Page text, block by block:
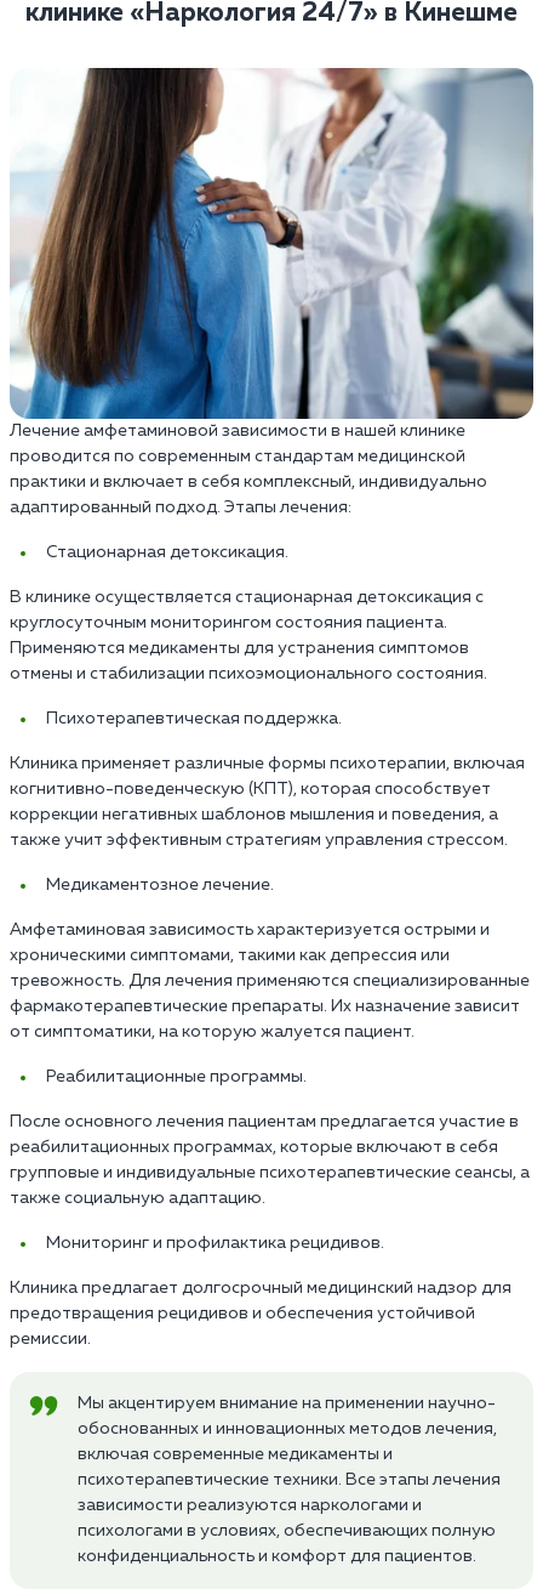
клинике «Наркология 24/7» в Кинешме
Лечение амфетаминовой зависимости в нашей клинике
проводится по современным стандартам медицинской
практики и включает в себя комплексный, индивидуально
адаптированный подход. Этапы лечения:
Стационарная детоксикация.
В клинике осуществляется стационарная детоксикация с
круглосуточным мониторингом состояния пациента.
Применяются медикаменты для устранения симптомов
отмены и стабилизации психоэмоционального состояния.
Психотерапевтическая поддержка.
Клиника применяет различные формы психотерапии, включая
когнитивно-поведенческую (КПТ), которая способствует
коррекции негативных шаблонов мышления и поведения, а
также учит эффективным стратегиям управления стрессом.
Медикаментозное лечение.
Амфетаминовая зависимость характеризуется острыми и
хроническими симптомами, такими как депрессия или
тревожность. Для лечения применяются специализированные
фармакотерапевтические препараты. Их назначение зависит
от симптоматики, на которую жалуется пациент.
Реабилитационные программы.
После основного лечения пациентам предлагается участие в
реабилитационных программах, которые включают в себя
групповые и индивидуальные психотерапевтические сеансы, а
также социальную адаптацию.
Мониторинг и профилактика рецидивов.
Клиника предлагает долгосрочный медицинский надзор для
предотвращения рецидивов и обеспечения устойчивой
ремиссии.
Мы акцентируем внимание на применении научно-
обоснованных и инновационных методов лечения,
включая современные медикаменты и
психотерапевтические техники. Все этапы лечения
зависимости реализуются наркологами и
психологами в условиях, обеспечивающих полную
конфиденциальность и комфорт для пациентов.